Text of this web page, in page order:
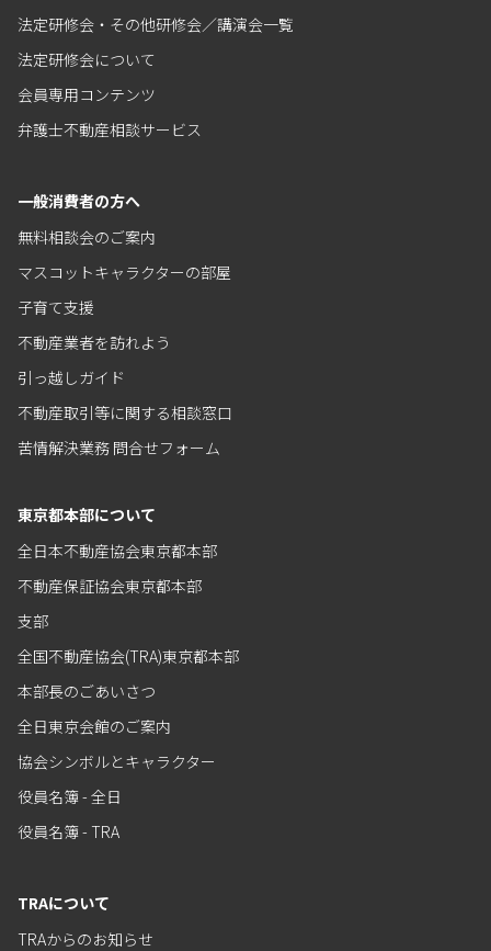
法定研修会・その他研修会／講演会一覧
法定研修会について
会員専用コンテンツ
弁護士不動産相談サービス
一般消費者の方へ
無料相談会のご案内
マスコットキャラクターの部屋
子育て支援
不動産業者を訪れよう
引っ越しガイド
不動産取引等に関する相談窓口
苦情解決業務 問合せフォーム
東京都本部について
全日本不動産協会東京都本部
不動産保証協会東京都本部
支部
全国不動産協会(TRA)東京都本部
本部長のごあいさつ
全日東京会館のご案内
協会シンボルとキャラクター
役員名簿 - 全日
役員名簿 - TRA
TRAについて
TRAからのお知らせ